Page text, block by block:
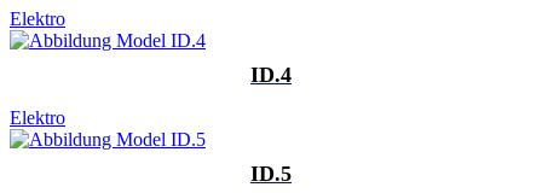
Elektro
ID.4
Elektro
ID.5